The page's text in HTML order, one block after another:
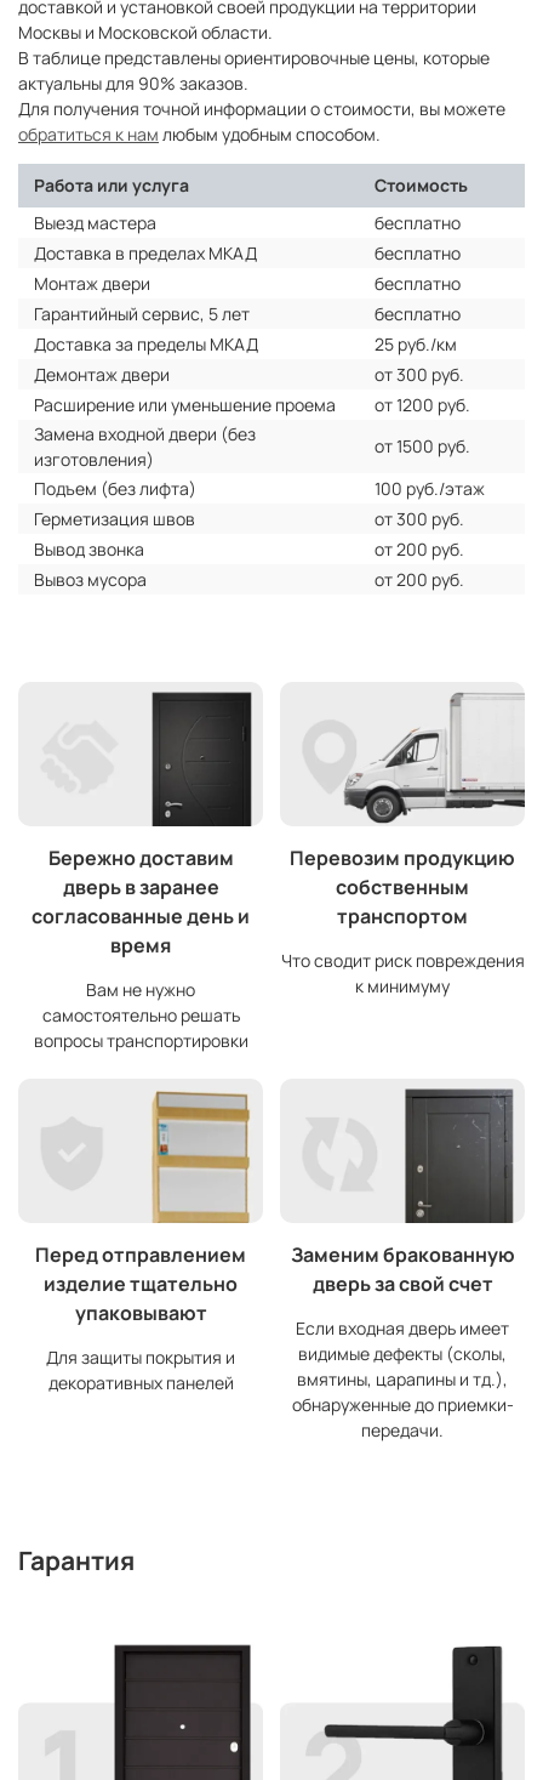
доставкой и установкой своей продукции на территории
Москвы и Московской области.
В таблице представлены ориентировочные цены, которые
актуальны для 90% заказов.
Для получения точной информации о стоимости, вы можете
обратиться к нам любым удобным способом.
Работа или услуга
Стоимость
Выезд мастера
бесплатно
Доставка в пределах МКАД
бесплатно
Монтаж двери
бесплатно
Гарантийный сервис, 5 лет
бесплатно
Доставка за пределы МКАД
25 руб./км
Демонтаж двери
от 300 руб.
Расширение или уменьшение проема
от 1200 руб.
Замена входной двери (без
изготовления)
от 1500 руб.
Подъем (без лифта)
100 руб./этаж
Герметизация швов
от 300 руб.
Вывод звонка
от 200 руб.
Вывоз мусора
от 200 руб.
Бережно доставим
дверь в заранее
согласованные день и
время
Вам не нужно
самостоятельно решать
вопросы транспортировки
Перевозим продукцию
собственным
транспортом
Что сводит риск повреждения
к минимуму
Перед отправлением
изделие тщательно
упаковывают
Для защиты покрытия и
декоративных панелей
Заменим бракованную
дверь за свой счет
Если входная дверь имеет
видимые дефекты (сколы,
вмятины, царапины и тд.),
обнаруженные до приемки-
передачи.
Гарантия